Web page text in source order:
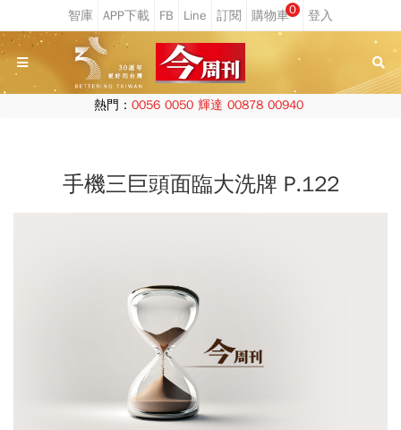
0
熱門： 0056 0050 輝達 00878 00940
手機三巨頭面臨大洗牌 P.122